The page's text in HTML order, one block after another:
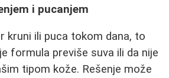
i pucanjem
kruni ili puca tokom dana, to
formula previše suva ili da nije
tipom kože. Rešenje može